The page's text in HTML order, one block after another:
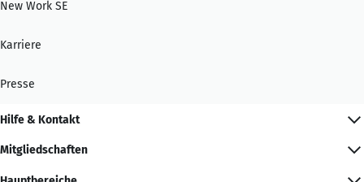
New Work SE
Karriere
Presse
Hilfe & Kontakt
Mitgliedschaften